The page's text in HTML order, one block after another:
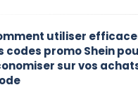
utiliser
codes promo Shein
sur vos